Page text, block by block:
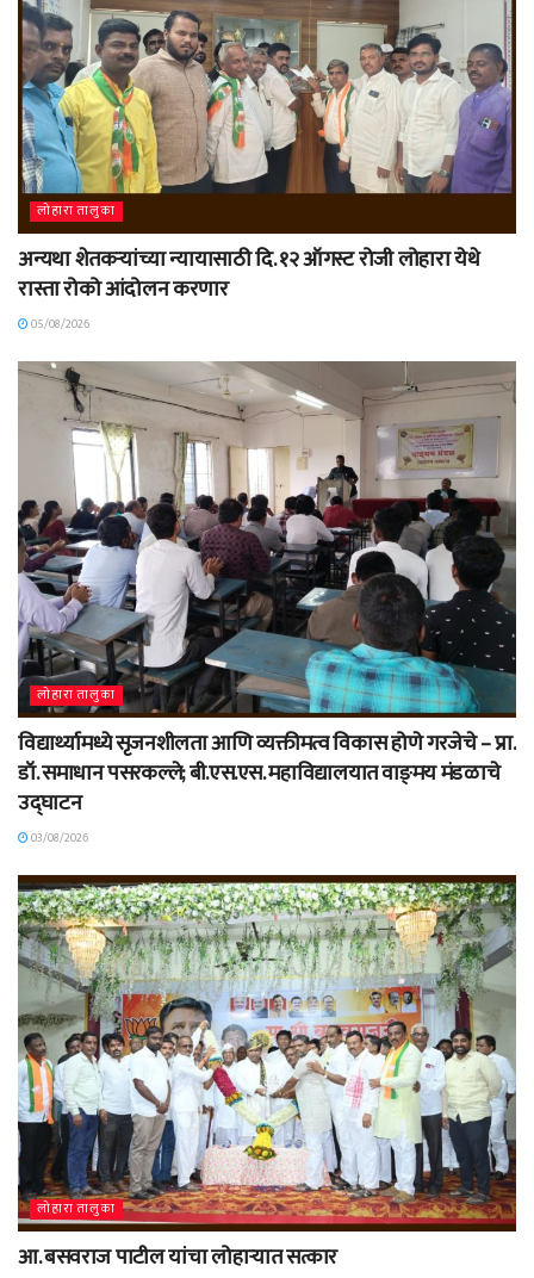
लोहारा तालुका
अन्यथा शेतकऱ्यांच्या न्यायासाठी दि. १२ ऑगस्ट रोजी लोहारा येथे
रास्ता रोको आंदोलन करणार
05/08/2026
लोहारा तालुका
विद्यार्थ्यामध्ये सृजनशीलता आणि व्यक्तीमत्व विकास होणे गरजेचे – प्रा.
डॉ. समाधान पसरकल्ले; बी.एस.एस. महाविद्यालयात वाङ्‌मय मंडळाचे
उद्घाटन
03/08/2026
लोहारा तालुका
आ. बसवराज पाटील यांचा लोहाऱ्यात सत्कार